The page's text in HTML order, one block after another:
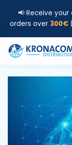
📢 Receive
orders over 300€